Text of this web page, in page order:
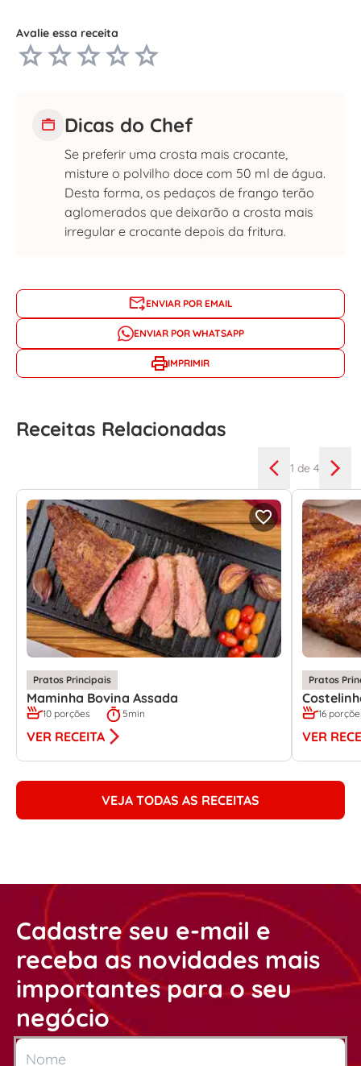
Avalie essa receita
Dicas do Chef
Se preferir uma crosta mais crocante,
misture o polvilho doce com 50 ml de água.
Desta forma, os pedaços de frango terão
aglomerados que deixarão a crosta mais
irregular e crocante depois da fritura.
ENVIAR POR EMAIL
ENVIAR POR WHATSAPP
IMPRIMIR
Receitas Relacionadas
1 de 4
Pratos Principais
Maminha Bovina Assada
10 porções 5min
VER RECEITA
Pratos
16
VER
VEJA TODAS AS RECEITAS
Cadastre seu e-mail e
receba as novidades mais
importantes para o seu
negócio